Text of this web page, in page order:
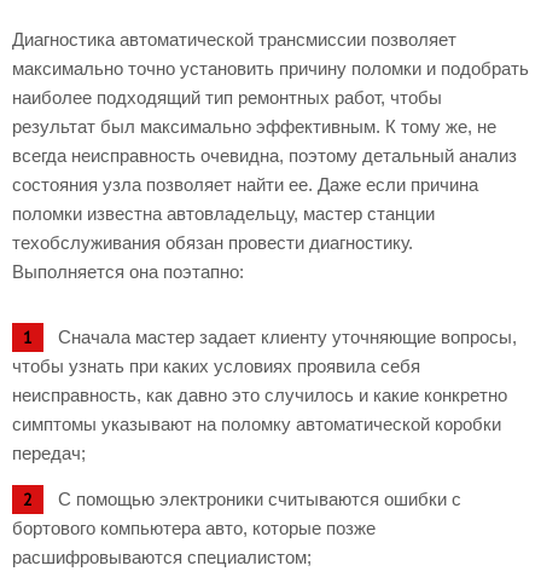
Диагностика автоматической трансмиссии позволяет
максимально точно установить причину поломки и подобрать
наиболее подходящий тип ремонтных работ, чтобы
результат был максимально эффективным. К тому же, не
всегда неисправность очевидна, поэтому детальный анализ
состояния узла позволяет найти ее. Даже если причина
поломки известна автовладельцу, мастер станции
техобслуживания обязан провести диагностику.
Выполняется она поэтапно:
Сначала мастер задает клиенту уточняющие вопросы,
чтобы узнать при каких условиях проявила себя
неисправность, как давно это случилось и какие конкретно
симптомы указывают на поломку автоматической коробки
передач;
С помощью электроники считываются ошибки с
бортового компьютера авто, которые позже
расшифровываются специалистом;